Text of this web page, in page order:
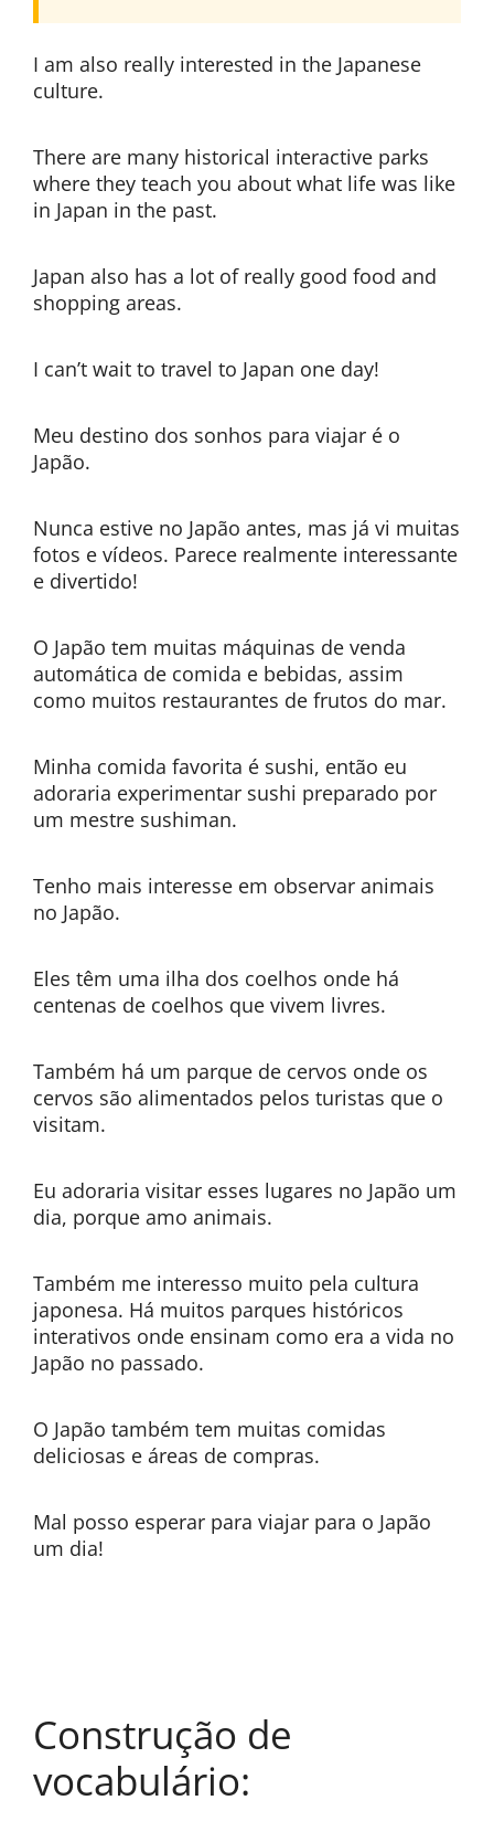
I am also really interested in the Japanese
culture.
There are many historical interactive parks
where they teach you about what life was like
in Japan in the past.
Japan also has a lot of really good food and
shopping areas.
I can’t wait to travel to Japan one day!
Meu destino dos sonhos para viajar é o
Japão.
Nunca estive no Japão antes, mas já vi muitas
fotos e vídeos. Parece realmente interessante
e divertido!
O Japão tem muitas máquinas de venda
automática de comida e bebidas, assim
como muitos restaurantes de frutos do mar.
Minha comida favorita é sushi, então eu
adoraria experimentar sushi preparado por
um mestre sushiman.
Tenho mais interesse em observar animais
no Japão.
Eles têm uma ilha dos coelhos onde há
centenas de coelhos que vivem livres.
Também há um parque de cervos onde os
cervos são alimentados pelos turistas que o
visitam.
Eu adoraria visitar esses lugares no Japão um
dia, porque amo animais.
Também me interesso muito pela cultura
japonesa. Há muitos parques históricos
interativos onde ensinam como era a vida no
Japão no passado.
O Japão também tem muitas comidas
deliciosas e áreas de compras.
Mal posso esperar para viajar para o Japão
um dia!
Construção de
vocabulário: